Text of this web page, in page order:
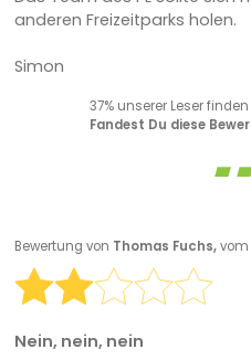
anderen Freizeitparks holen.
Simon
37% unserer Leser
Fandest Du diese
Bewertung von Thomas Fuchs,vom
Nein, nein, nein